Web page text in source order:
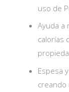
uso de
Ayuda a
calorías
Espesa
creando